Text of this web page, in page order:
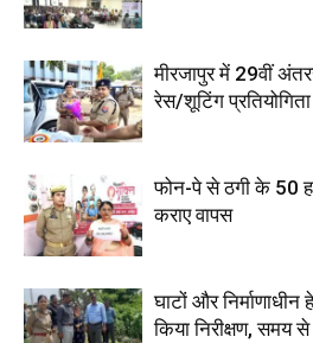
मीरजापुर में 29वीं
रेस/शूटिंग
फोन-पे से ठगी के 50
कराए वापस
घाटों और
किया निरीक्षण, समय